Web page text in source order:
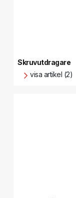
Skruvutdragare
visa artikel (2)